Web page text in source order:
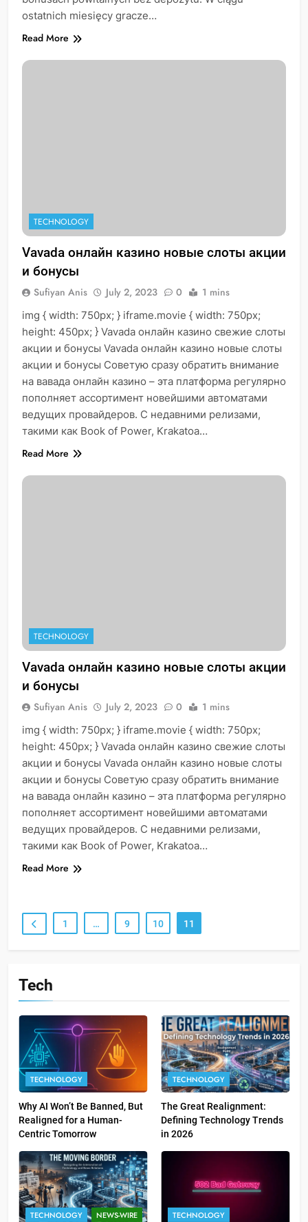
ostatnich miesięcy gracze…
Read More
TECHNOLOGY
Vavada онлайн казино новые слоты акции
и бонусы
Sufiyan Anis July 2, 2023 0 1 mins
img { width: 750px; } iframe.movie { width: 750px;
height: 450px; } Vavada онлайн казино свежие слоты
акции и бонусы Vavada онлайн казино новые слоты
акции и бонусы Советую сразу обратить внимание
на вавада онлайн казино – эта платформа регулярно
пополняет ассортимент новейшими автоматами
ведущих провайдеров. С недавними релизами,
такими как Book of Power, Krakatoa…
Read More
TECHNOLOGY
Vavada онлайн казино новые слоты акции
и бонусы
Sufiyan Anis July 2, 2023 0 1 mins
img { width: 750px; } iframe.movie { width: 750px;
height: 450px; } Vavada онлайн казино свежие слоты
акции и бонусы Vavada онлайн казино новые слоты
акции и бонусы Советую сразу обратить внимание
на вавада онлайн казино – эта платформа регулярно
пополняет ассортимент новейшими автоматами
ведущих провайдеров. С недавними релизами,
такими как Book of Power, Krakatoa…
Read More
1 … 9 10 11
Tech
TECHNOLOGY
Why AI Won’t Be Banned, But
Realigned for a Human-
Centric Tomorrow
TECHNOLOGY
The Great Realignment:
Defining Technology Trends
in 2026
TECHNOLOGY NEWS-WIRE TECHNOLOGY